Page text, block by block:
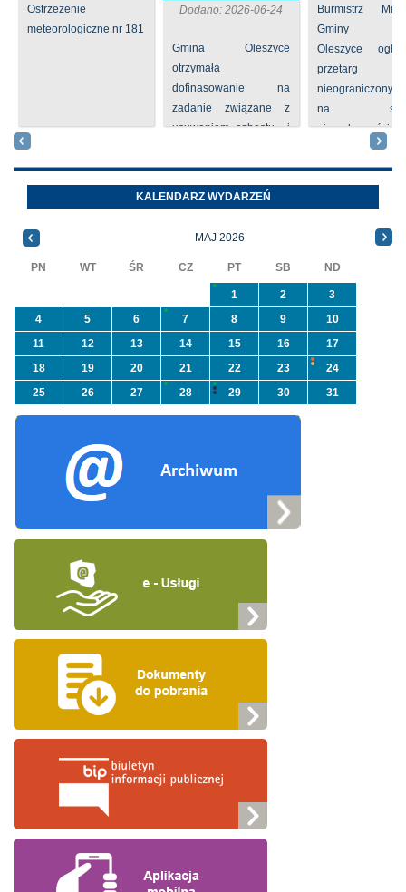
Ostrzeżenie
meteorologiczne nr 181
Dodano: 2026-06-24
Gmina Oleszyce
otrzymała
dofinasowanie na
zadanie związane z
usuwaniem azbestu i
azbest w ramach
programu
priorytetowego
Burmistrz
Gminy
Oleszyce
przetarg
nieograniczony
na
nieruchomości nr
Oleszycach
Orzeszkowej.
informacji ...
KALENDARZ WYDARZEŃ
MAJ 2026
PN WT ŚR CZ PT SB ND
1 2
3
4
5 6 7 8 9
10
11
12 13 14 15 16
17
18
19 20 21 22 23
24
25
26 27 28 29 30 31